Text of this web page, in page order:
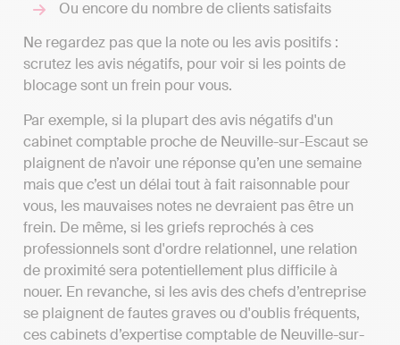
Ou encore du nombre de clients satisfaits
Ne regardez pas que la note ou les avis positifs :
scrutez les avis négatifs, pour voir si les points de
blocage sont un frein pour vous.
Par exemple, si la plupart des avis négatifs d'un
cabinet comptable proche de Neuville-sur-Escaut se
plaignent de n’avoir une réponse qu’en une semaine
mais que c’est un délai tout à fait raisonnable pour
vous, les mauvaises notes ne devraient pas être un
frein. De même, si les griefs reprochés à ces
professionnels sont d'ordre relationnel, une relation
de proximité sera potentiellement plus difficile à
nouer. En revanche, si les avis des chefs d’entreprise
se plaignent de fautes graves ou d'oublis fréquents,
ces cabinets d’expertise comptable de Neuville-sur-